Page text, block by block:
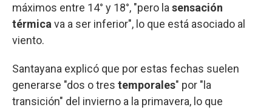
máximos entre 14° y 18°, "pero la sensación
térmica va a ser inferior", lo que está asociado al
viento.
Santayana explicó que por estas fechas suelen
generarse "dos o tres temporales" por "la
transición" del invierno a la primavera, lo que